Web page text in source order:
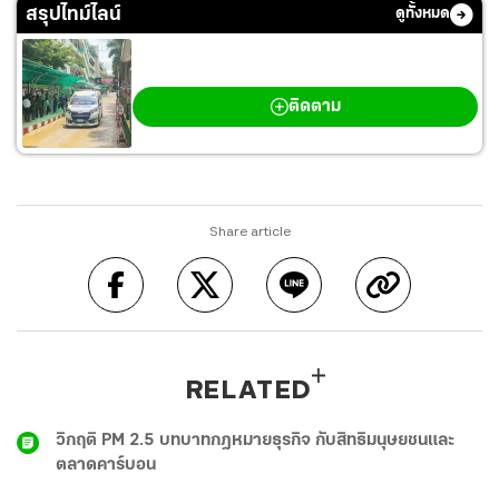
สรุปไทม์ไลน์ ดูทั้งหมด
ติดตาม
Share article
RELATED
วิกฤติ PM 2.5 บทบาทกฎหมายธุรกิจ กับสิทธิมนุษยชนและ
ตลาดคาร์บอน